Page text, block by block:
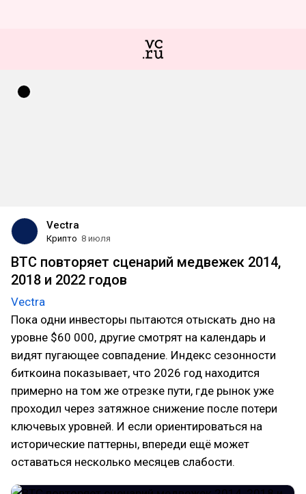
Vectra
Крипто 8 июля
BTC повторяет сценарий медвежек 2014,
2018 и 2022 годов
Vectra
Пока одни инвесторы пытаются отыскать дно на
уровне $60 000, другие смотрят на календарь и
видят пугающее совпадение. Индекс сезонности
биткоина показывает, что 2026 год находится
примерно на том же отрезке пути, где рынок уже
проходил через затяжное снижение после потери
ключевых уровней. И если ориентироваться на
исторические паттерны, впереди ещё может
оставаться несколько месяцев слабости.